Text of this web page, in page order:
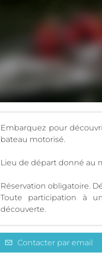
Embarquez pour
bateau motorisé.
Lieu de départ donné au
Réservation obligatoire.
Toute participation à
découverte.
Contacter par email